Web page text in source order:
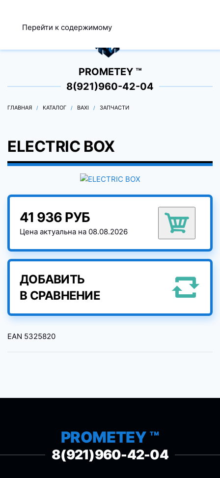
Перейти к содержимому
0
PROMETEY ™
8(921)960-42-04
ГЛАВНАЯ КАТАЛОГ BAXI ЗАПЧАСТИ
ELECTRIC BOX
41 936 РУБ
Цена актуальна на 08.08.2026
ДОБАВИТЬ
В СРАВНЕНИЕ
EAN 5325820
PROMETEY ™
8(921)960-42-04